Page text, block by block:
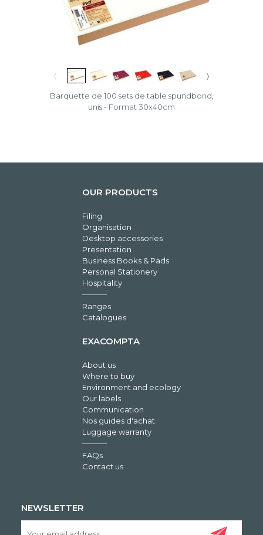
〈 〉
Barquette de 100 sets de table spundbond,
unis - Format 30x40cm
OUR PRODUCTS
Filing
Organisation
Desktop accessories
Presentation
Business Books & Pads
Personal Stationery
Hospitality
Ranges
Catalogues
EXACOMPTA
About us
Where to buy
Environment and ecology
Our labels
Communication
Nos guides d'achat
Luggage warranty
FAQs
Contact us
NEWSLETTER